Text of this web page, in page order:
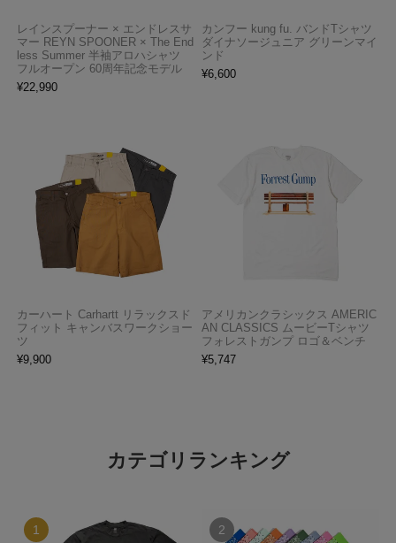
レインスプーナー × エンドレスサ
マー REYN SPOONER × The End
less Summer 半袖アロハシャツ
フルオープン 60周年記念モデル
¥22,990
カンフー kung fu. バンドTシャツ
ダイナソージュニア グリーンマイ
ンド
¥6,600
カーハート Carhartt リラックスド
フィット キャンバスワークショー
ツ
¥9,900
アメリカンクラシックス AMERIC
AN CLASSICS ムービーTシャツ
フォレストガンプ ロゴ＆ベンチ
¥5,747
カテゴリランキング